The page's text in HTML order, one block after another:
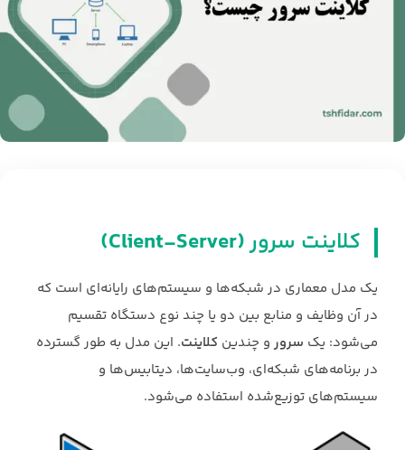
کلاینت سرور(Client-Server)
یک مدل معماری در شبکه‌ها و سیستم‌های رایانه‌ای است که
در آن وظایف و منابع بین دو یا چند نوع دستگاه تقسیم
می‌شود: یک سرور و چندین کلاینت. این مدل به طور گسترده
در برنامه‌های شبکه‌ای، وب‌سایت‌ها، دیتابیس‌ها و
سیستم‌های توزیع‌شده استفاده می‌شود.